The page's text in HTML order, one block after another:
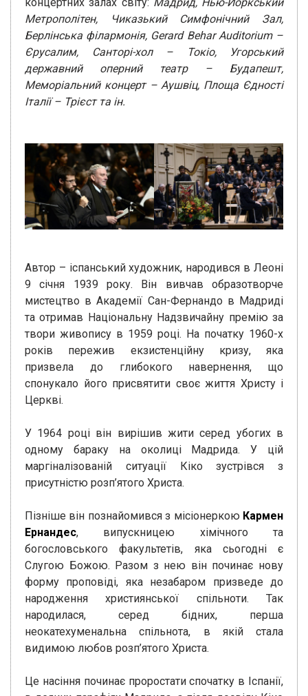
Метрополітен, Чиказький Симфонічний Зал,
Берлінська філармонія, Gerard Behar Auditorium –
Єрусалим, Санторі-хол – Токіо, Угорський
державний оперний театр – Будапешт,
Меморіальний концерт – Аушвіц, Площа Єдності
Італії – Трієст та ін.
Автор – іспанський художник, народився в Леоні
9 січня 1939 року. Він вивчав образотворче
мистецтво в Академії Сан-Фернандо в Мадриді
та отримав Національну Надзвичайну премію за
твори живопису в 1959 році. На початку 1960-х
років пережив екзистенційну кризу, яка
призвела до глибокого навернення, що
спонукало його присвятити своє життя Христу і
Церкві.
У 1964 році він вирішив жити серед убогих в
одному бараку на околиці Мадрида. У цій
маргіналізованій ситуації Кіко зустрівся з
присутністю розп’ятого Христа.
Пізніше він познайомився з місіонеркою Кармен
Ернандес, випускницею хімічного та
богословського факультетів, яка сьогодні є
Слугою Божою. Разом з нею він починає нову
форму проповіді, яка незабаром призведе до
народження християнської спільноти. Так
народилася, серед бідних, перша
неокатехуменальна спільнота, в якій стала
видимою любов розп’ятого Христа.
Це насіння починає проростати спочатку в Іспанії,